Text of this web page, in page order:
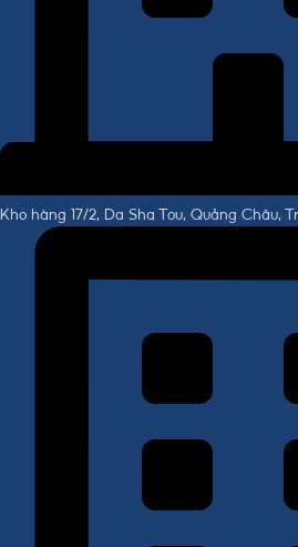
Kho hàng 17/2, Da Sha Tou, Quảng Châu,